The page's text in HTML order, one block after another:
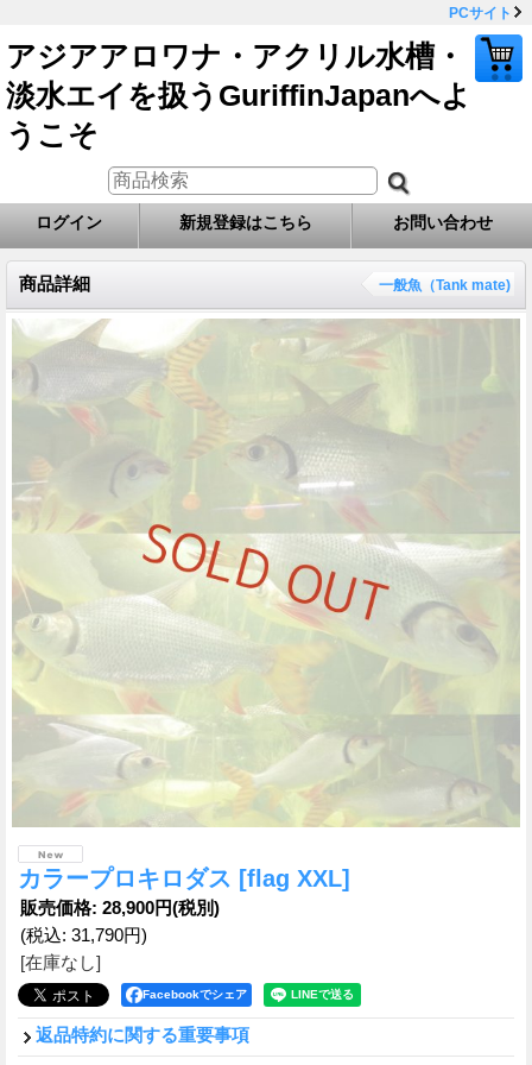
PCサイト
アジアアロワナ・アクリル水槽・
淡水エイを扱うGuriffinJapanへよ
うこそ
ログイン 新規登録はこちら お問い合わせ
商品詳細 一般魚（Tank mate)
カラープロキロダス [flag XXL]
販売価格: 28,900円(税別)
(税込: 31,790円)
[在庫なし]
Facebookでシェア
返品特約に関する重要事項